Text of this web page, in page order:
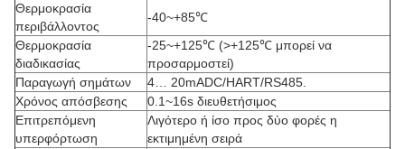
Θερμοκρασία
περιβάλλοντος
-40~+85℃
Θερμοκρασία
διαδικασίας
-25~+125℃ (>+125℃ μπορεί να
προσαρμοστεί)
Παραγωγή σημάτων
4… 20mADC/HART/RS485.
Χρόνος απόσβεσης
0.1~16s διευθετήσιμος
Επιτρεπόμενη
υπερφόρτωση
Λιγότερο ή ίσο προς δύο φορές η
εκτιμημένη σειρά